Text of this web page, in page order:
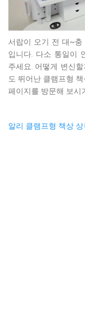
서랍이 오기 전 대~
입니다. 다소 통일이
주세요. 어떻게 변신
도 뛰어난 클램프형
페이지를 방문해 보시
알리 클램프형 책상